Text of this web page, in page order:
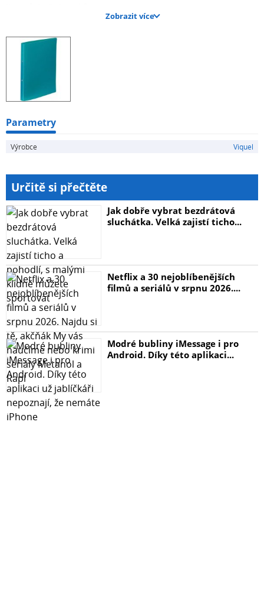
Zobrazit více
Parametry
Výrobce Viquel
Určitě si přečtěte
Jak dobře vybrat bezdrátová
sluchátka. Velká zajistí ticho...
Netflix a 30 nejoblíbenějších
filmů a seriálů v srpnu 2026....
Modré bubliny iMessage i pro
Android. Díky této aplikaci...